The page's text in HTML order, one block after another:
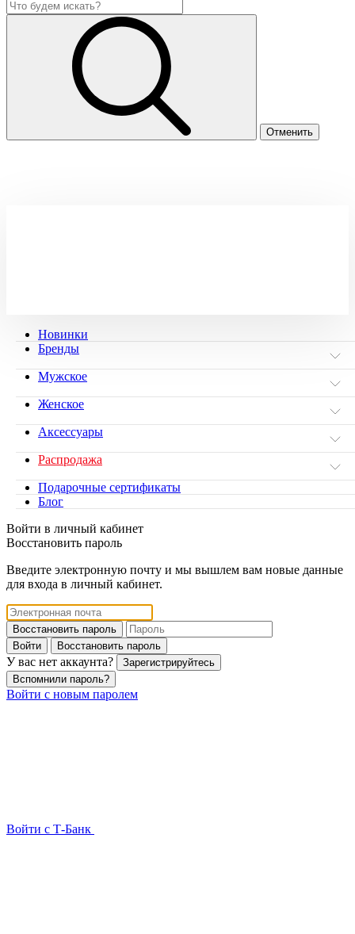
Новинки
Бренды
Мужское
Женское
Аксессуары
Распродажа
Подарочные сертификаты
Блог
Войти в личный кабинет
Восстановить пароль
Введите электронную почту и мы вышлем вам новые данные
для входа в личный кабинет.
Восстановить пароль
Войти
Восстановить пароль
У вас нет аккаунта?
Зарегистрируйтесь
Вспомнили пароль?
Войти с новым паролем
Войти с Т-Банк